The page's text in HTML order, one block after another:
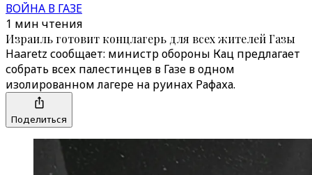
ВОЙНА В ГАЗЕ
1 мин чтения
Израиль готовит концлагерь для всех жителей Газы
Haaretz сообщает: министр обороны Кац предлагает
собрать всех палестинцев в Газе в одном
изолированном лагере на руинах Рафаха.
Поделиться